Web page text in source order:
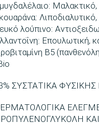
Μαλακτικό,
λούπινο:
Επουλωτική,
Β5
ΣΥΣΤΑΤΙΚΑ
ΚΑΙ